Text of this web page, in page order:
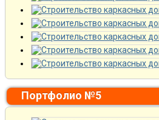
Портфолио №5